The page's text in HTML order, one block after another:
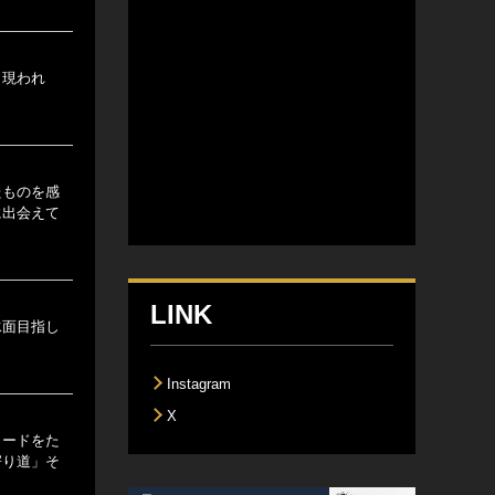
われ
のを感
会えて
目指し
ドをた
道」そ
LINK
Instagram
X